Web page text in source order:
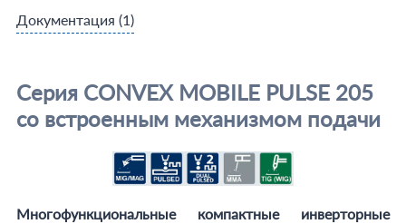
Документация (1)
Серия CONVEX MOBILE PULSE 205
со встроенным механизмом подачи
Многофункциональные компактные инверторные